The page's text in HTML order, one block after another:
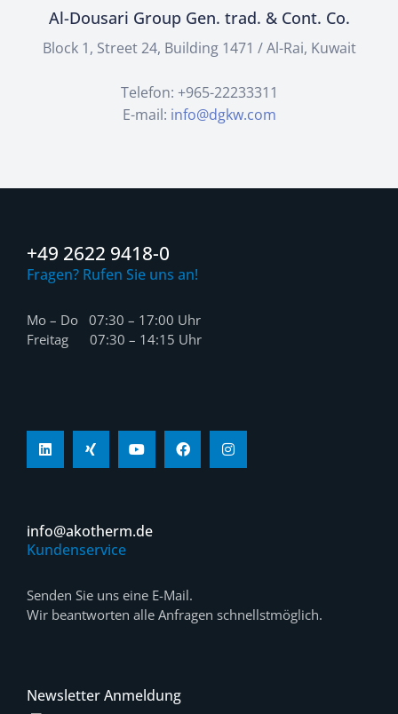
Al-Dousari Group Gen. trad. & Cont. Co.
Block 1, Street 24, Building 1471 / Al-Rai, Kuwait
Telefon: +965-22233311
E-mail: info@dgkw.com
+49 2622 9418-0
Fragen? Rufen Sie uns an!
Mo – Do 07:30 – 17:00 Uhr
Freitag 07:30 – 14:15 Uhr
info@akotherm.de
Kundenservice
Senden Sie uns eine E-Mail.
Wir beantworten alle Anfragen schnellstmöglich.
Newsletter Anmeldung